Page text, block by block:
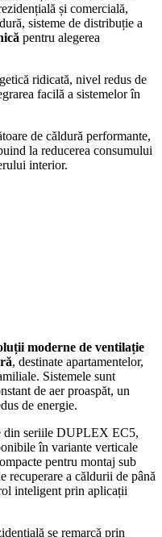
și comercială,
sisteme de distribuție a
pentru alegerea
ridicată, nivel redus de
facilă a sistemelor în
de căldură performante,
la reducerea consumului
interior.
moderne de ventilație
, destinate apartamentelor,
Sistemele sunt
de aer proaspăt, un
de energie.
din seriile DUPLEX EC5,
în variante verticale
pentru montaj sub
recuperare a căldurii de până
inteligent prin aplicații
se remarcă prin